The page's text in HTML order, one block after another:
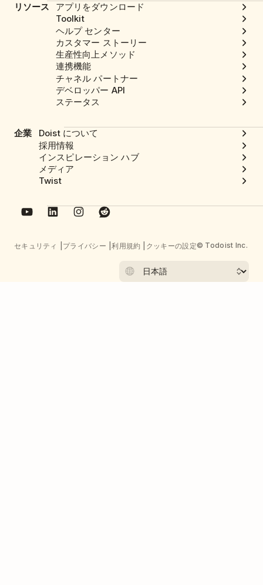
リソース
アプリをダウンロード
Toolkit
ヘルプ センター
カスタマー ストーリー
生産性向上メソッド
連携機能
チャネル パートナー
デベロッパー API
ステータス
企業
Doist について
採用情報
インスピレーション ハブ
メディア
Twist
セキュリティ プライバシー 利用規約 クッキーの設定© Todoist Inc.